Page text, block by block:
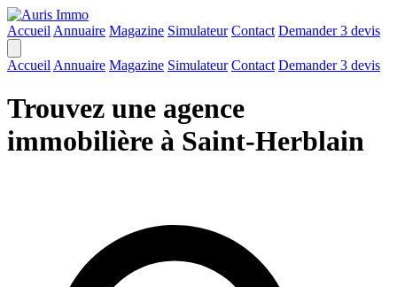
Accueil Annuaire Magazine Simulateur Contact Demander 3 devis
Accueil Annuaire Magazine Simulateur Contact Demander 3 devis
Trouvez une agence
immobilière à Saint-Herblain